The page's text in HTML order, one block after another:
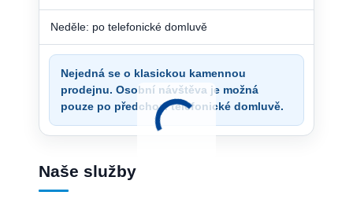
Neděle: po telefonické domluvě
Nejedná se o klasickou kamennou
prodejnu. Osobní návštěva je možná
pouze po předchozí telefonické domluvě.
Naše služby